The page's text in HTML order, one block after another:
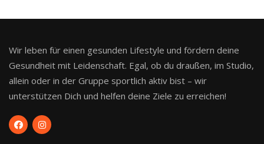
Wir leben für einen gesunden Lifestyle und fördern deine
Gesundheit mit Leidenschaft. Egal, ob du draußen, im Studio,
allein oder in der Gruppe sportlich aktiv bist – wir
unterstützen Dich und helfen deine Ziele zu erreichen!